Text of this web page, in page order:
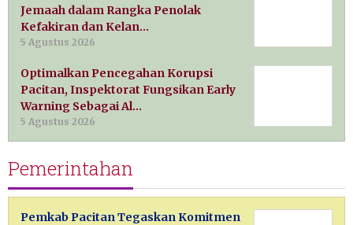
Jemaah dalam Rangka Penolak
Kefakiran dan Kelan…
5 Agustus 2026
Optimalkan Pencegahan Korupsi
Pacitan, Inspektorat Fungsikan Early
Warning Sebagai Al…
5 Agustus 2026
Pemerintahan
Pemkab Pacitan Tegaskan Komitmen